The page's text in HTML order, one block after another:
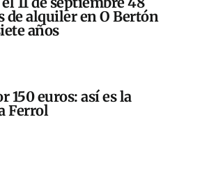
de alquiler en O Bertón
años
150 euros: así es la
Ferrol